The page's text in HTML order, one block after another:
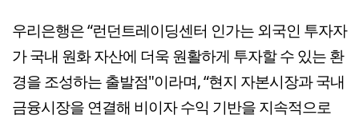
우리은행은 “런던트레이딩센터 인가는 외국인 투자자
가 국내 원화 자산에 더욱 원활하게 투자할 수 있는 환
경을 조성하는 출발점"이라며, “현지 자본시장과 국내
금융시장을 연결해 비이자 수익 기반을 지속적으로